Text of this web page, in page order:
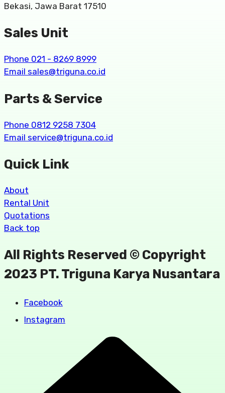
Bekasi, Jawa Barat 17510
Sales Unit
Phone 021 - 8269 8999
Email sales@triguna.co.id
Parts & Service
Phone 0812 9258 7304
Email service@triguna.co.id
Quick Link
About
Rental Unit
Quotations
Back top
All Rights Reserved © Copyright
2023 PT. Triguna Karya Nusantara
Facebook
Instagram